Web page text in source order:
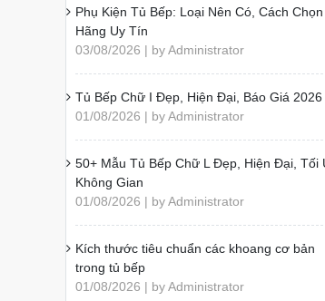
Phụ Kiện Tủ Bếp: Loại Nên Có, Cách Chọn
Hãng Uy Tín
03/08/2026 | by Administrator
Tủ Bếp Chữ I Đẹp, Hiện Đại, Báo Giá 2026
01/08/2026 | by Administrator
50+ Mẫu Tủ Bếp Chữ L Đẹp, Hiện Đại, Tối
Không Gian
01/08/2026 | by Administrator
Kích thước tiêu chuẩn các khoang cơ bản
trong tủ bếp
01/08/2026 | by Administrator